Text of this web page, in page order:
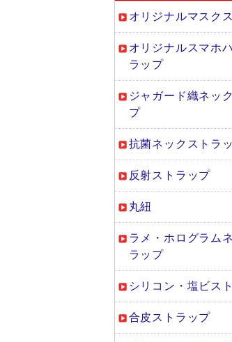
オリジナルマスク
オリジナルスマホ
ラップ
ジャガード織ネッ
プ
抗菌ネックストラ
反射ストラップ
丸紐
ラメ・ホログラム
ラップ
シリコン・塩ビス
合皮ストラップ